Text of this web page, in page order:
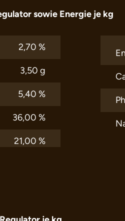
sowie Energie je kg
2,70 %
3,50 g
5,40 %
36,00 %
21,00 %